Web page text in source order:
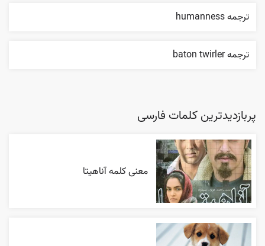
ترجمه humanness
ترجمه baton twirler
پربازدیدترین کلمات فارسی
معنی کلمه آناهیتا